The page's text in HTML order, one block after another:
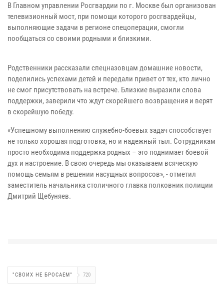
В Главном управлении Росгвардии по г. Москве был организован
телевизионный мост, при помощи которого росгвардейцы,
выполняющие задачи в регионе спецоперации, смогли
пообщаться со своими родными и близкими.
Родственники рассказали спецназовцам домашние новости,
поделились успехами детей и передали привет от тех, кто лично
не смог присутствовать на встрече. Близкие выразили слова
поддержки, заверили что ждут скорейшего возвращения и верят
в скорейшую победу.
«Успешному выполнению служебно-боевых задач способствует
не только хорошая подготовка, но и надежный тыл. Сотрудникам
просто необходима поддержка родных – это поднимает боевой
дух и настроение. В свою очередь мы оказываем всяческую
помощь семьям в решении насущных вопросов», - отметил
заместитель начальника столичного главка полковник полиции
Дмитрий Щебуняев.
"СВОИХ НЕ БРОСАЕМ" 720